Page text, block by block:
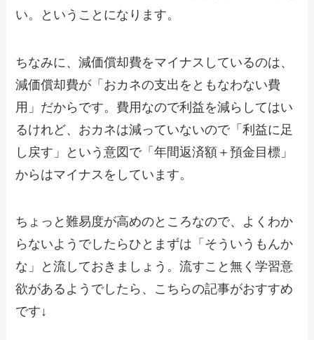
い。ということになります。
ちなみに、減価償却費をマイナスしているのは、
減価償却費が「おカネの支出をともなわない費
用」だからです。費用なので利益を減らしてはい
るけれど、おカネは減っていないので「利益に足
し戻す」という意図で「年間返済額＋預金目標」
からはマイナスをしています。
ちょっと難易度が高めのところなので、よくわか
らないようでしたらひとまずは「そういうもんか
な」と流しておきましょう。流すこと無く学習意
欲があるようでしたら、こちらの記事がおすすめ
です↓